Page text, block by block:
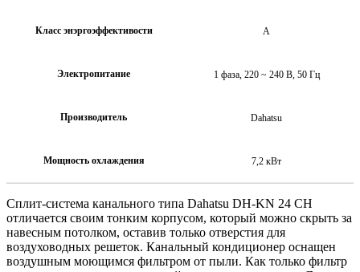
Класс энэргоэффективости А
Электропитание 1 фаза, 220 ~ 240 В, 50 Гц
Производитель Dahatsu
Мощность охлаждения 7,2 кВт
Сплит-система канального типа Dahatsu DH-KN 24 CH
отличается своим тонким корпусом, который можно скрыть за
навесным потолком, оставив только отверстия для
воздуховодных решеток. Канальный кондиционер оснащен
воздушным моющимся фильтром от пыли. Как только фильтр